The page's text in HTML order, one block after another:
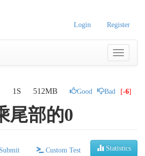
Login Register
1S 512MB Good Bad [-6]
尾部的0
Statistics
Submit Custom Test